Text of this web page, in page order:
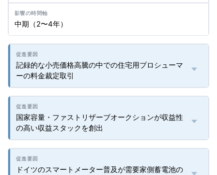
中期（2〜4年）
記録的な小売価格高騰の中での住宅用プロシューマ
ーの料金裁定取引
国家容量・ファストリザーブオークションが収益性
の高い収益スタックを創出
ドイツのスマートメーター普及が需要家側蓄電池の